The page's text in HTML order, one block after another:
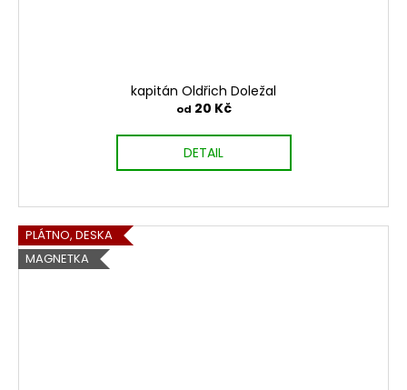
kapitán Oldřich Doležal
od 20 Kč
DETAIL
PLÁTNO, DESKA
MAGNETKA